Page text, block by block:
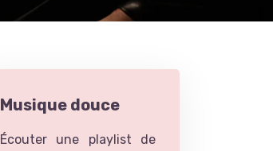
Musique douce
Écouter une playlist de